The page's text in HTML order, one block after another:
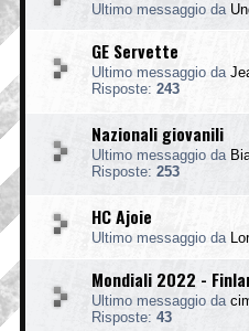
Ultimo messaggio da
GE Servette
Ultimo messaggio da
Risposte: 243
Nazionali giovanili
Ultimo messaggio da
Risposte: 253
HC Ajoie
Ultimo messaggio da
Mondiali 2022 -
Ultimo messaggio da
Risposte: 43